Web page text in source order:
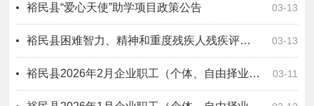
03-13
裕民县“爱心天使”助学项目政策公告
03-13
裕民县困难智力、精神和重度残疾人残疾评定补贴政策公告
03-11
裕民县2026年2月企业职工（个体、自由择业者）正常退休公示